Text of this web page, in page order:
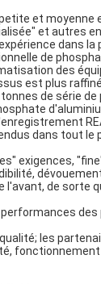
et moyenne
et autres
dans
de
des
est plus
de série de
dans tout le
exigences,
l'avant, de sorte
les